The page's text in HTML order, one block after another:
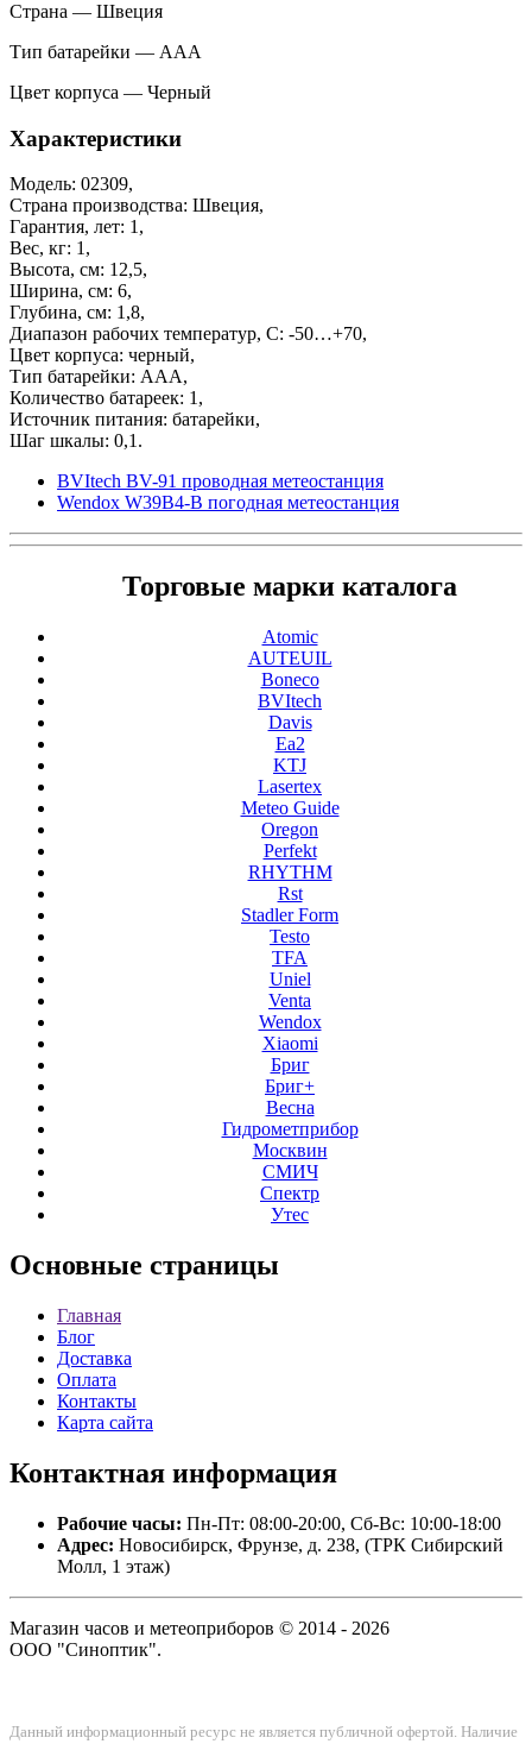
Страна — Швеция
Тип батарейки — AAA
Цвет корпуса — Черный
Характеристики
Модель: 02309,
Страна производства: Швеция,
Гарантия, лет: 1,
Вес, кг: 1,
Высота, см: 12,5,
Ширина, см: 6,
Глубина, см: 1,8,
Диапазон рабочих температур, С: -50…+70,
Цвет корпуса: черный,
Тип батарейки: ААА,
Количество батареек: 1,
Источник питания: батарейки,
Шаг шкалы: 0,1.
BVItech BV-91 проводная метеостанция
Wendox W39B4-B погодная метеостанция
Торговые марки каталога
Atomic
AUTEUIL
Boneco
BVItech
Davis
Ea2
KTJ
Lasertex
Meteo Guide
Oregon
Perfekt
RHYTHM
Rst
Stadler Form
Testo
TFA
Uniel
Venta
Wendox
Xiaomi
Бриг
Бриг+
Весна
Гидрометприбор
Москвин
СМИЧ
Спектр
Утес
Основные страницы
Главная
Блог
Доставка
Оплата
Контакты
Карта сайта
Контактная информация
Рабочие часы: Пн-Пт: 08:00-20:00, Сб-Вс: 10:00-18:00
Адрес: Новосибирск, Фрунзе, д. 238, (ТРК Сибирский
Молл, 1 этаж)
Магазин часов и метеоприборов © 2014 - 2026
ООО "Синоптик".
Данный информационный ресурс не является публичной офертой. Наличие